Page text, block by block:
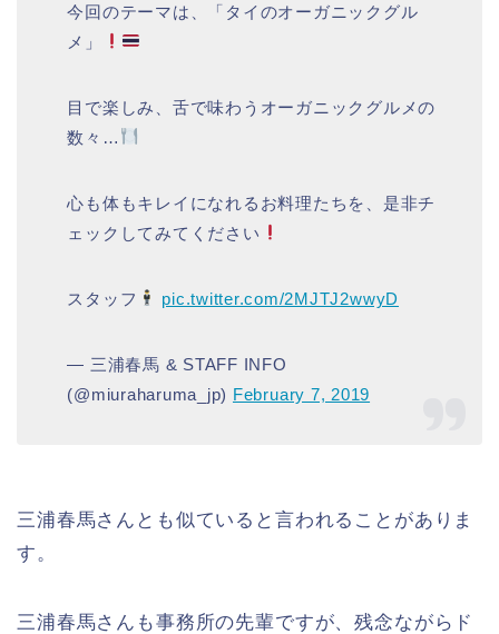
今回のテーマは、「タイのオーガニックグル
メ」
目で楽しみ、舌で味わうオーガニックグルメの
数々…
心も体もキレイになれるお料理たちを、是非チ
ェックしてみてください
スタッフ pic.twitter.com/2MJTJ2wwyD
— 三浦春馬 & STAFF INFO
(@miuraharuma_jp) February 7, 2019
三浦春馬さんとも似ていると言われることがありま
す。
三浦春馬さんも事務所の先輩ですが、残念ながらド